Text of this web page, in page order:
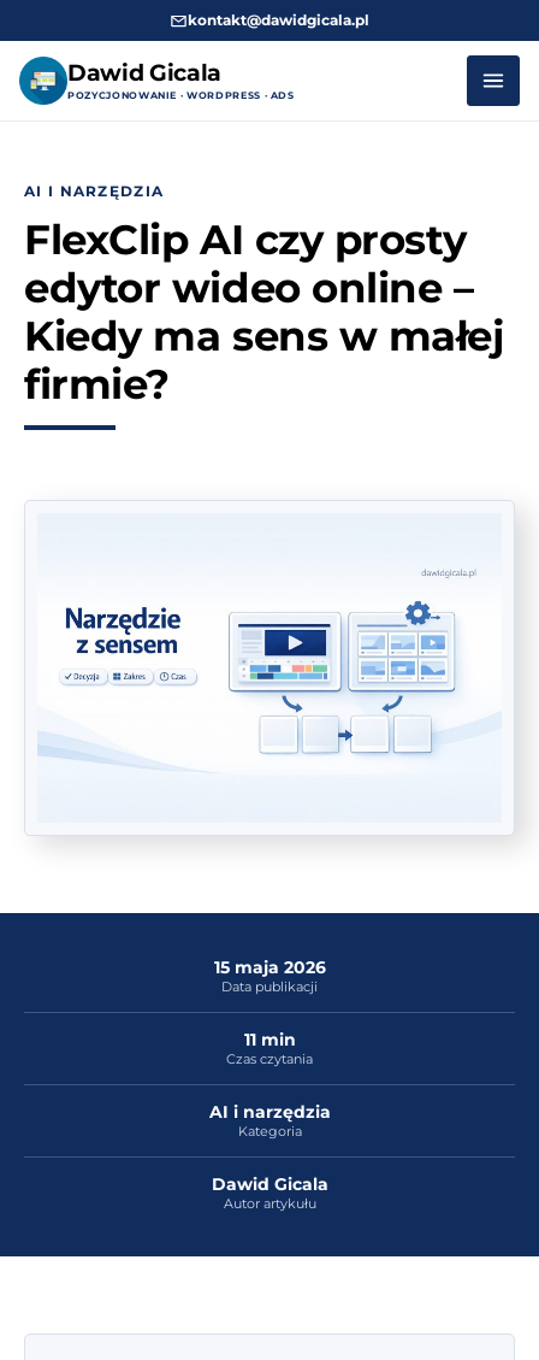
kontakt@dawidgicala.pl
Dawid Gicala
POZYCJONOWANIE · WORDPRESS · ADS
treściAI I NARZĘDZIA
FlexClip AI czy prosty
edytor wideo online –
Kiedy ma sens w małej
firmie?
15 maja 2026
Data publikacji
11 min
Czas czytania
AI i narzędzia
Kategoria
Dawid Gicala
Autor artykułu